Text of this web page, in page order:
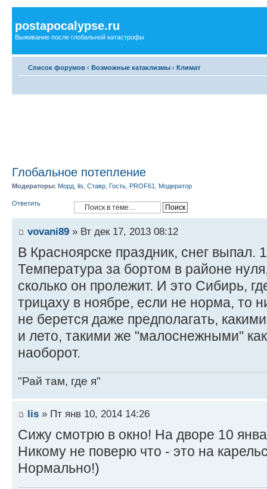
postapocalypse.ru
Выживание после глобальной катастрофы
Список форумов ‹ Возможные катаклизмы ‹ Климат
Глобальное потепление
Модераторы: Морд lis Ставр Гость PROF61 Модератор
Ответить
vovani89 » Вт дек 17, 2013 08:12
В Красноярске праздник, снег выпал.
Температура за бортом в районе
сколько он пролежит. И это Сибирь,
трицаху в ноябре, если не норма, то
не берется даже предполагать,
и лето, такими же "малоснежными"
наоборот.
"Рай там, где я"
lis » Пт янв 10, 2014 14:26
Сижу смотрю в окно! На дворе 10
Никому не поверю что - это на
Нормально!)